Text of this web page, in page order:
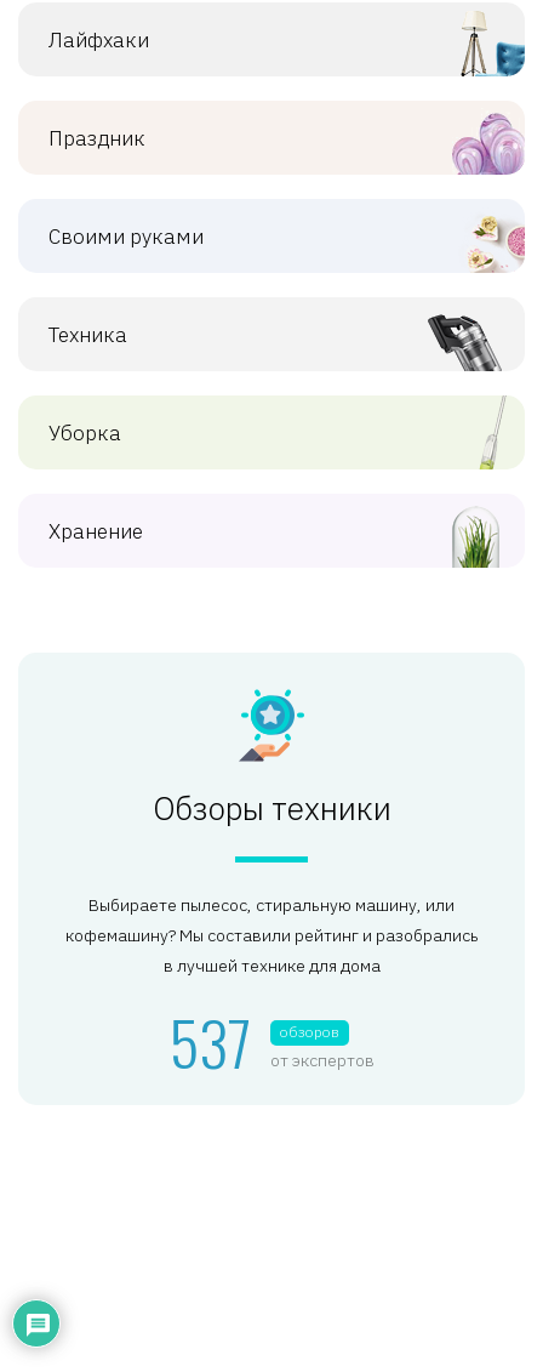
Лайфхаки
Праздник
Своими руками
Техника
Уборка
Хранение
Обзоры техники
Выбираете пылесос, стиральную машину, или
кофемашину? Мы составили рейтинг и разобрались
в лучшей технике для дома
537 обзоров
от экспертов